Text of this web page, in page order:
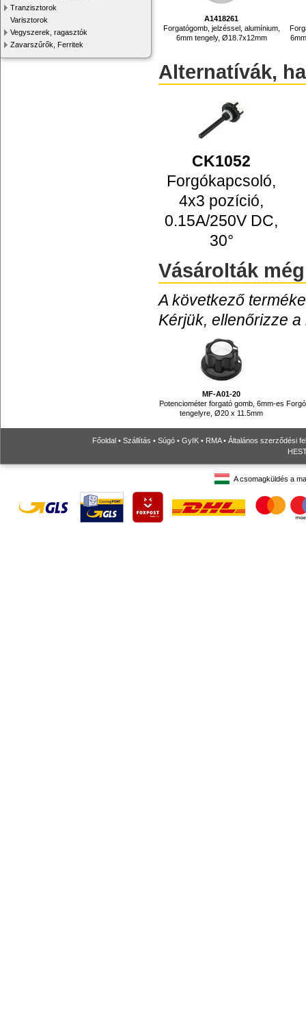
Tranzisztorok
Varisztorok
Vegyszerek, ragasztók
Zavarszűrők, Ferritek
A1418261
Forgatógomb, jelzéssel, alumínium,
6mm tengely, Ø18.7x12mm
Alternatívák,
CK1052
Forgókapcsoló,
4x3 pozíció,
0.15A/250V DC,
30°
Vásárolták még
A következő
Kérjük, ellenőrizze
MF-A01-20
Potenciométer forgató gomb, 6mm-es
tengelyre, Ø20 x 11.5mm
Főoldal • Szállítás • Súgó • GyIK • RMA• Általános szerződési
A csomagküldés a